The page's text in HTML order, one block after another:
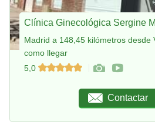
Clínica Ginecológica Sergine
Madrid a 148,45 kilómetros desde
como llegar
5,0
Contactar